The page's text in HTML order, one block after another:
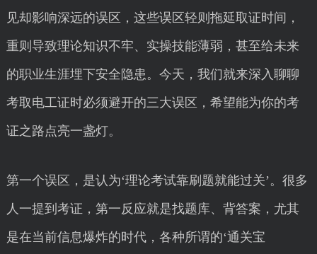
见却影响深远的误区，这些误区轻则拖延取证时间，
重则导致理论知识不牢、实操技能薄弱，甚至给未来
的职业生涯埋下安全隐患。今天，我们就来深入聊聊
考取电工证时必须避开的三大误区，希望能为你的考
证之路点亮一盏灯。
第一个误区，是认为‘理论考试靠刷题就能过关’。很多
人一提到考证，第一反应就是找题库、背答案，尤其
是在当前信息爆炸的时代，各种所谓的‘通关宝